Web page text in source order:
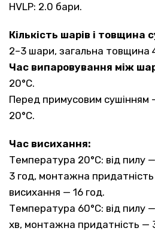
HVLP: 2.0 бари.
Кількість шарів і товщина
2–3 шари, загальна товщина
Час випаровування між
20°C.
Перед примусовим сушінням
20°C.
Час висихання:
Температура 20°C: від пилу
3 год, монтажна
висихання — 16 год.
Температура 60°C: від пилу
хв, монтажна придатність —